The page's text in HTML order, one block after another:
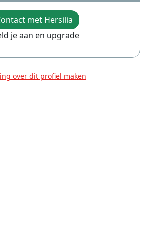
met Hersilia
je aan en upgrade
over dit profiel maken